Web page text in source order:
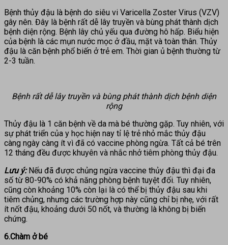
Bệnh thủy đậu là bệnh do siêu vi Varicella Zoster Virus (VZV)
gây nên. Đây là bệnh rất dễ lây truyền và bùng phát thành dịch
bệnh diện rộng. Bệnh lây chủ yếu qua đường hô hấp. Biểu hiện
của bệnh là các mụn nước mọc ở đầu, mặt và toàn thân. Thủy
đậu là căn bệnh phổ biến ở trẻ em. Thời gian ủ bệnh thường từ
2-3 tuần.
Bệnh rất dễ lây truyền và bùng phát thành dịch bệnh diện
rộng
Thủy đậu là 1 căn bệnh về da mà bé thường gặp. Tuy nhiên, với
sự phát triển của y học hiện nay tỉ lệ trẻ nhỏ mắc thủy đậu
càng ngày càng ít vì đã có vaccine phòng ngừa. Tất cả bé trên
12 tháng đều được khuyên và nhắc nhở tiêm phòng thủy đậu.
Lưu ý:Nếu đã được chủng ngừa vaccine thủy đậu thì đại đa
số từ 80-90% có khả năng phòng bệnh tuyệt đối. Tuy nhiên,
cũng còn khoảng 10% còn lại là có thể bị thủy đậu sau khi
tiêm chủng, nhưng các trường hợp này cũng chỉ bị nhẹ, với rất
ít nốt đậu, khoảng dưới 50 nốt, và thường là không bị biến
chứng.
6.Chàm ở bé